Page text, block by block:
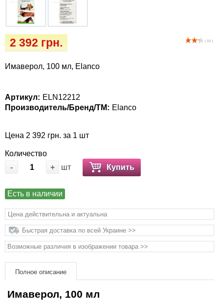
( 10 )
2 392 грн.
Имаверол, 100 мл, Elanco
Артикул: ELN12212
Производитель/Бренд/ТМ: Elanco
Цена 2 392 грн. за 1 шт
Количество
-
+ шт Купить
Есть в наличии
Цена действительна и актуальна
Быстрая доставка по всей Украине >>
Возможные различия в изображении товара >>
Полное описание
Имаверол, 100 мл
Ласощі та корма
Vet Diet Canine Wet – ветеринарные диеты
для собак
Лежаки, домики, охлаждая коврики
Одежда и обувь
Послеоперационные средства и
расходные материалы
Подарочные сертификаты
Товары для голубей
Товары для грызунов
Товары для лошадей